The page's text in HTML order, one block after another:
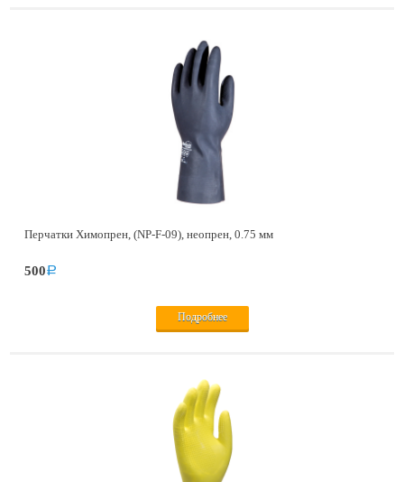
Перчатки Химопрен, (NP-F-09), неопрен, 0.75 мм
500a
Подробнее